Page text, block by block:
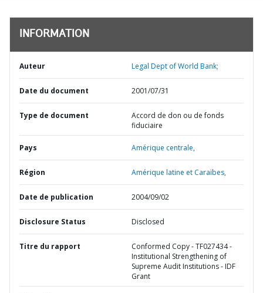
INFORMATION
Auteur Legal Dept of World Bank;
Date du document 2001/07/31
Type de document
Accord de don ou de fonds
fiduciaire
Pays Amérique centrale,
Région Amérique latine et Caraïbes,
Date de publication 2004/09/02
Disclosure Status Disclosed
Titre du rapport
Conformed Copy - TF027434 -
Institutional Strengthening of
Supreme Audit Institutions - IDF
Grant